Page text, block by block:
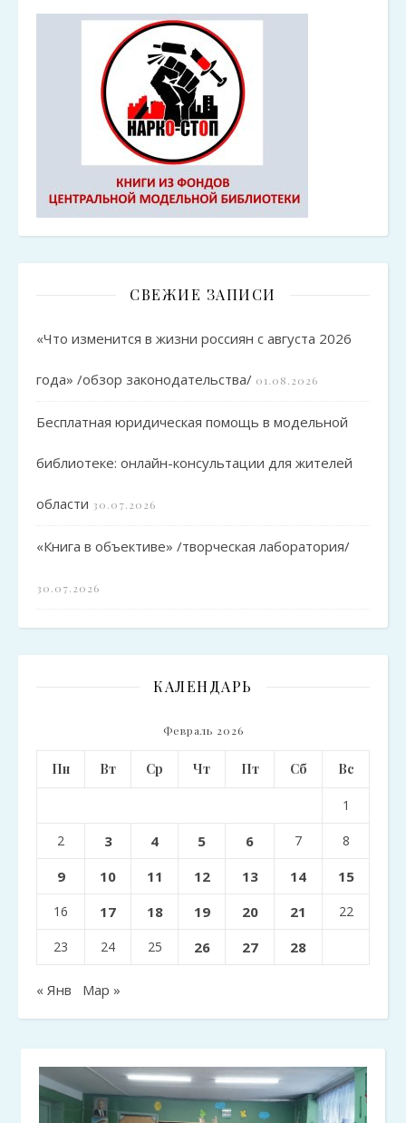
СВЕЖИЕ ЗАПИСИ
«Что изменится в жизни россиян с августа 2026
года» /обзор законодательства/ 01.08.2026
Бесплатная юридическая помощь в модельной
библиотеке: онлайн-консультации для жителей
области 30.07.2026
«Книга в объективе» /творческая лаборатория/
30.07.2026
КАЛЕНДАРЬ
Февраль 2026
Пн Вт Ср Чт Пт Сб Вс
1
2 3 4 5 6 7 8
9 10 11 12 13 14 15
16 17 18 19 20 21 22
23 24 25 26 27 28
« Янв Мар »